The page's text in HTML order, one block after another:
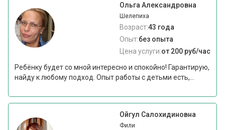
Ольга Александровна
Шелепиха
Возраст:43 года
Опыт:без опыта
Цена услуги:от 200 руб/час
Ребёнку будет со мной интересно и спокойно! Гарантирую,
найду к любому подход. Опыт работы с детьми есть,...
Ойгул Салохидиновна
Фили